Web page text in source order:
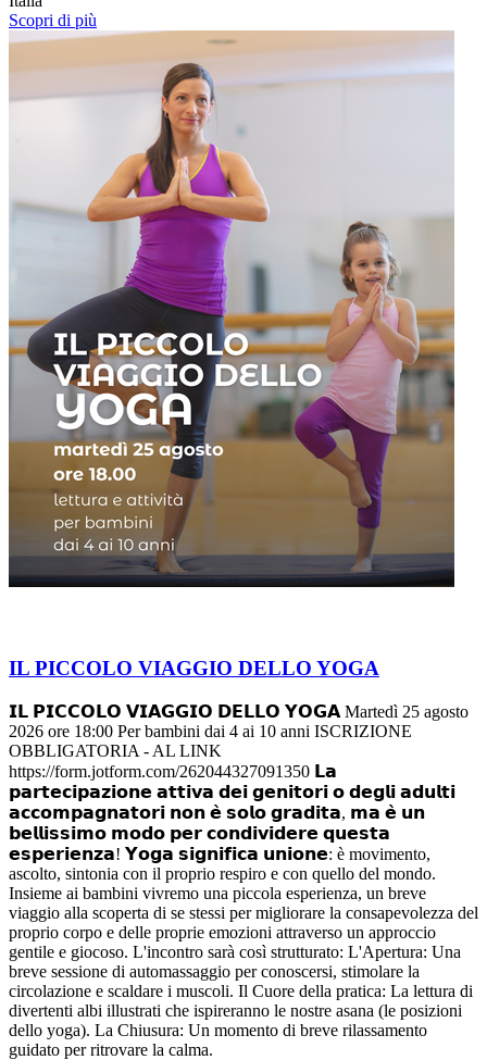
Scopri di più
IL PICCOLO VIAGGIO DELLO YOGA
𝗜𝗟 𝗣𝗜𝗖𝗖𝗢𝗟𝗢 𝗩𝗜𝗔𝗚𝗚𝗜𝗢 𝗗𝗘𝗟𝗟𝗢 𝗬𝗢𝗚𝗔 Martedì 25 agosto
2026 ore 18:00 Per bambini dai 4 ai 10 anni ISCRIZIONE
OBBLIGATORIA - AL LINK
https://form.jotform.com/262044327091350 𝗟𝗮
𝗽𝗮𝗿𝘁𝗲𝗰𝗶𝗽𝗮𝘇𝗶𝗼𝗻𝗲 𝗮𝘁𝘁𝗶𝘃𝗮 𝗱𝗲𝗶 𝗴𝗲𝗻𝗶𝘁𝗼𝗿𝗶 𝗼 𝗱𝗲𝗴𝗹𝗶 𝗮𝗱𝘂𝗹𝘁𝗶
𝗮𝗰𝗰𝗼𝗺𝗽𝗮𝗴𝗻𝗮𝘁𝗼𝗿𝗶 𝗻𝗼𝗻 𝗲̀ 𝘀𝗼𝗹𝗼 𝗴𝗿𝗮𝗱𝗶𝘁𝗮, 𝗺𝗮 𝗲̀ 𝘂𝗻
𝗯𝗲𝗹𝗹𝗶𝘀𝘀𝗶𝗺𝗼 𝗺𝗼𝗱𝗼 𝗽𝗲𝗿 𝗰𝗼𝗻𝗱𝗶𝘃𝗶𝗱𝗲𝗿𝗲 𝗾𝘂𝗲𝘀𝘁𝗮
𝗲𝘀𝗽𝗲𝗿𝗶𝗲𝗻𝘇𝗮! 𝗬𝗼𝗴𝗮 𝘀𝗶𝗴𝗻𝗶𝗳𝗶𝗰𝗮 𝘂𝗻𝗶𝗼𝗻𝗲: è movimento,
ascolto, sintonia con il proprio respiro e con quello del mondo.
Insieme ai bambini vivremo una piccola esperienza, un breve
viaggio alla scoperta di se stessi per migliorare la consapevolezza del
proprio corpo e delle proprie emozioni attraverso un approccio
gentile e giocoso. L'incontro sarà così strutturato: L'Apertura: Una
breve sessione di automassaggio per conoscersi, stimolare la
circolazione e scaldare i muscoli. Il Cuore della pratica: La lettura di
divertenti albi illustrati che ispireranno le nostre asana (le posizioni
dello yoga). La Chiusura: Un momento di breve rilassamento
guidato per ritrovare la calma.